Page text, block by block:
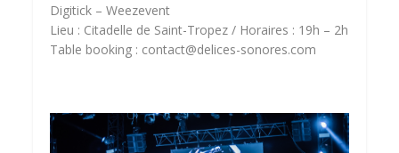
Digitick – Weezevent
Lieu : Citadelle de Saint-Tropez / Horaires : 19h – 2h
Table booking : contact@delices-sonores.com